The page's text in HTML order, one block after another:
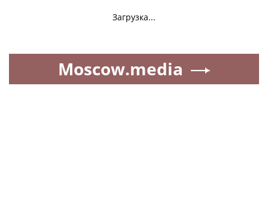
Загрузка...
Moscow.media